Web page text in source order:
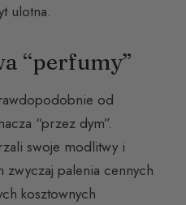
ulotna.
“perfumy”
od
“przez dym”.
swoje modlitwy i
palenia cennych
kosztownych